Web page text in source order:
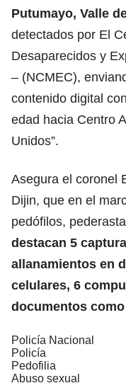
Putumayo, Valle
detectados por El
Desaparecidos y
– (NCMEC),
contenido digital
edad hacia Centro
Unidos”.
Asegura el coronel
Dijin, que en el
pedófilos,
destacan 5
allanamientos en
celulares, 6
documentos
Policía Nacional
Policía
Pedofilia
Abuso sexual